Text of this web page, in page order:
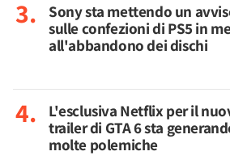
Sony sta mettendo un
sulle confezioni di PS5 in
all'abbandono dei dischi
L'esclusiva Netflix per il
trailer di GTA 6 sta
molte polemiche